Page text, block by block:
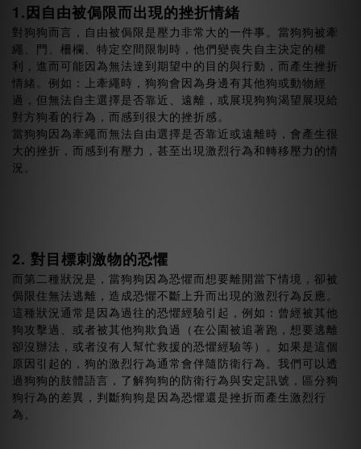
1.因自由被侷限而出現的挫折情緒
對狗狗而言，自由被侷限是壓力非常大的一件事。當狗狗被牽
繩、門、柵欄、特定空間限制時，他們變喪失自主決定的權
利，進而可能因為無法達到期望中的目的與行動，而產生挫折
情緒。例如：上牽繩時，狗狗會因為身邊有其他狗或動物經
過，但無法自主選擇是否靠近、遠離，或展現狗狗渴望展現給
對方狗看的行為，而感到很大的挫折感。
當狗狗因為牽繩而無法自由選擇是否靠近或遠離時，會產生很
大的挫折，而感到有壓力，甚至出現激烈行為和轉移壓力的情
況。
2. 對目標刺激物的恐懼
而第二種狀況是，當狗狗因為恐懼而想要離開當下情境，卻被
侷限住無法逃離，造成恐懼不斷上升而出現的激烈行為反應。
這種狀況通常是因為過往的恐懼經驗引起，例如：曾經被其他
狗攻擊過、或者被其他狗欺負過（在公園被追著跑，想要逃離
卻沒辦法，或者沒有人幫忙救援的恐懼經驗等）。如果是這個
原因引起的，狗的激烈行為通常會伴隨防衛行為。我們可以透
過狗狗的肢體語言，了解狗狗的防衛行為與安定訊號，區分狗
狗行為的差異，判斷狗狗是因為恐懼還是挫折而產生激烈行
為。